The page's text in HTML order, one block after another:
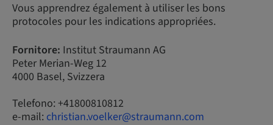
Vous apprendrez également à utiliser les bons
protocoles pour les indications appropriées.
Fornitore: Institut Straumann AG
Peter Merian-Weg 12
4000 Basel, Svizzera
Telefono: +41800810812
e-mail: christian.voelker@straumann.com